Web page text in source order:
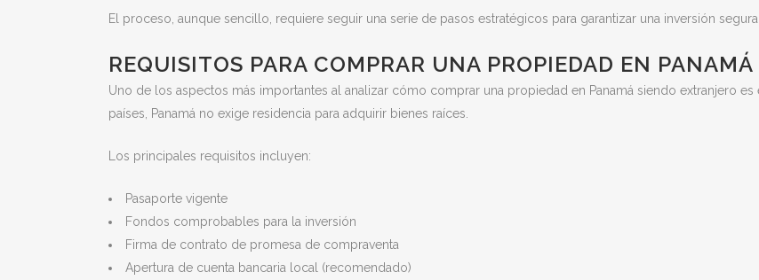
El proceso, aunque sencillo, requiere seguir una serie de pasos estratégicos para garantizar una inversión
REQUISITOS PARA COMPRAR UNA PROPIEDAD EN
Uno de los aspectos más importantes al analizar cómo comprar una propiedad en Panamá siendo extranjero
países, Panamá no exige residencia para adquirir bienes raíces.
Los principales requisitos incluyen:
Pasaporte vigente
Fondos comprobables para la inversión
Firma de contrato de promesa de compraventa
Apertura de cuenta bancaria local (recomendado)